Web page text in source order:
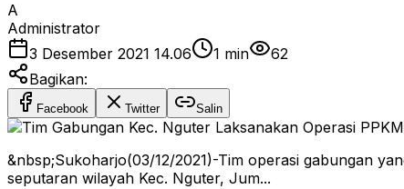
A
Administrator
3 Desember 2021 14.06
1 min
62
Bagikan:
Facebook Twitter Salin
&nbsp;Sukoharjo(03/12/2021)-Tim operasi gabungan
seputaran wilayah Kec. Nguter, Jum...